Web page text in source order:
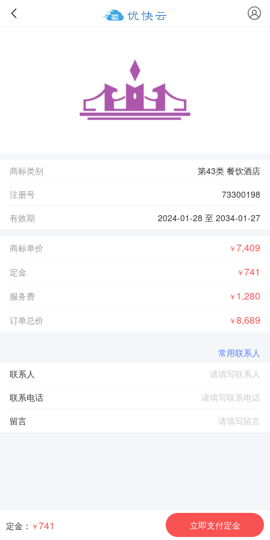
商标类别
第43类 餐饮酒店
注册号
73300198
有效期
2024-01-28 至 2034-01-27
商标单价 ￥7,409
定金 ￥741
服务费 ￥ 1,280
订单总价 ￥8,689
常用联系人
联系人
联系电话
留言
定金： ￥741 立即支付定金